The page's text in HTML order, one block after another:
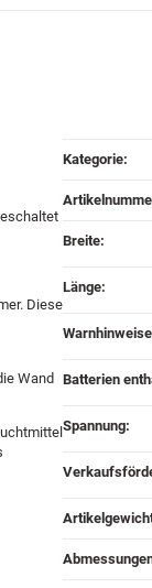
Diese
Wand
Wert
Kategorie:
Breite‍:
Länge‍:
Batterien
Spannung‍: